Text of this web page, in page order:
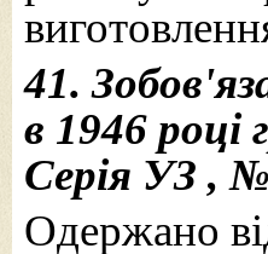
41.
в 1946 році
Серія УЗ ,
Одержано